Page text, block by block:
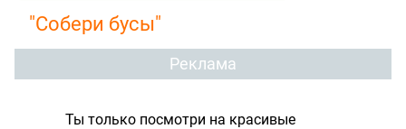
"Собери бусы"
Реклама
Ты только посмотри на красивые